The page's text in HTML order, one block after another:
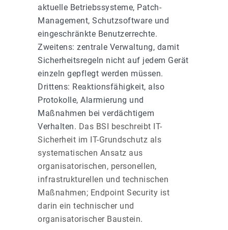
aktuelle Betriebssysteme, Patch-
Management, Schutzsoftware und
eingeschränkte Benutzerrechte.
Zweitens: zentrale Verwaltung, damit
Sicherheitsregeln nicht auf jedem Gerät
einzeln gepflegt werden müssen.
Drittens: Reaktionsfähigkeit, also
Protokolle, Alarmierung und
Maßnahmen bei verdächtigem
Verhalten. Das BSI beschreibt IT-
Sicherheit im IT-Grundschutz als
systematischen Ansatz aus
organisatorischen, personellen,
infrastrukturellen und technischen
Maßnahmen; Endpoint Security ist
darin ein technischer und
organisatorischer Baustein.